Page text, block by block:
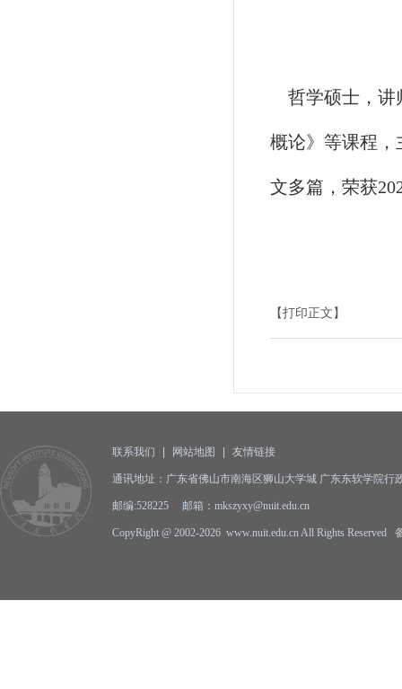
哲学硕士，讲
概论》等课程，
文多篇，荣获
【打印正文】
联系我们 网站地图 友情链接
通讯地址：广东省佛山市南海区狮山大学城 广东东软学院行
邮编:528225 邮箱：mkszyxy@nuit.edu.cn
CopyRight @ 2002-2026 www.nuit.edu.cn All Rights Reserved